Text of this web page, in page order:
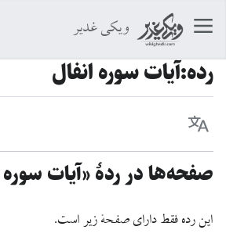
ویکی غدیر
رده:آیات سوره انفال
زبان
صفحه‌ها در ردهٔ «آیات سوره
این رده فقط دارای صفحهٔ زیر است.